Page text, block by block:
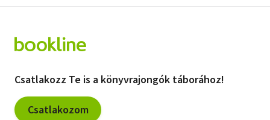
Csatlakozz Te is a könyvrajongók táborához!
Csatlakozom